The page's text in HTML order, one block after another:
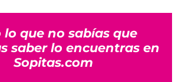
lo que no sabías que
saber lo encuentras en
Sopitas.com